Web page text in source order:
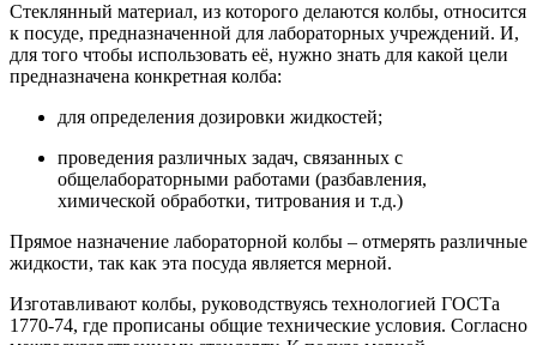
Стеклянный материал, из которого делаются колбы, относится
к посуде, предназначенной для лабораторных учреждений. И,
для того чтобы использовать её, нужно знать для какой цели
предназначена конкретная колба:
для определения дозировки жидкостей;
проведения различных задач, связанных с
общелабораторными работами (разбавления,
химической обработки, титрования и т.д.)
Прямое назначение лабораторной колбы – отмерять различные
жидкости, так как эта посуда является мерной.
Изготавливают колбы, руководствуясь технологией ГОСТа
1770-74, где прописаны общие технические условия. Согласно